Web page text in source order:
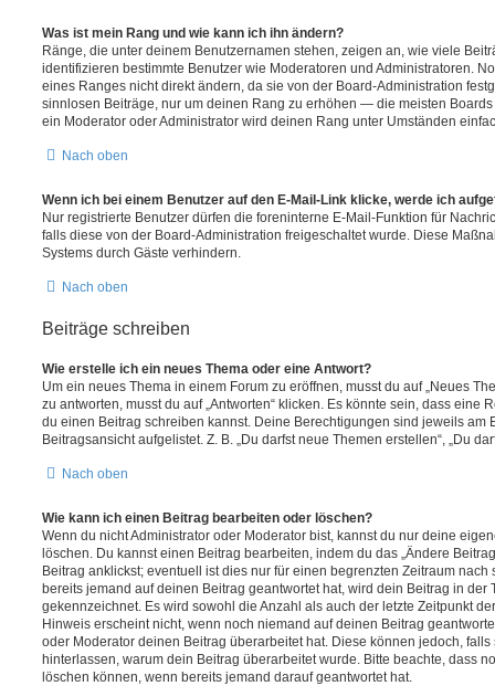
Was ist mein Rang und wie kann ich ihn ändern?
Ränge, die unter deinem Benutzernamen stehen, zeigen an, wie viele
identifizieren bestimmte Benutzer wie Moderatoren und Administratoren.
eines Ranges nicht direkt ändern, da sie von der Board-Administration
sinnlosen Beiträge, nur um deinen Rang zu erhöhen — die meisten
ein Moderator oder Administrator wird deinen Rang unter Umständen
Nach oben
Wenn ich bei einem Benutzer auf den E-Mail-Link klicke, werde ich
Nur registrierte Benutzer dürfen die foreninterne E-Mail-Funktion für
falls diese von der Board-Administration freigeschaltet wurde. Diese
Systems durch Gäste verhindern.
Nach oben
Beiträge schreiben
Wie erstelle ich ein neues Thema oder eine Antwort?
Um ein neues Thema in einem Forum zu eröffnen, musst du auf „Neues
zu antworten, musst du auf „Antworten“ klicken. Es könnte sein, dass eine
du einen Beitrag schreiben kannst. Deine Berechtigungen sind jeweils am
Beitragsansicht aufgelistet. Z. B. „Du darfst neue Themen erstellen“, „Du
Nach oben
Wie kann ich einen Beitrag bearbeiten oder löschen?
Wenn du nicht Administrator oder Moderator bist, kannst du nur deine
löschen. Du kannst einen Beitrag bearbeiten, indem du das „Ändere
Beitrag anklickst; eventuell ist dies nur für einen begrenzten Zeitraum
bereits jemand auf deinen Beitrag geantwortet hat, wird dein Beitrag in der
gekennzeichnet. Es wird sowohl die Anzahl als auch der letzte Zeitpunkt
Hinweis erscheint nicht, wenn noch niemand auf deinen Beitrag
oder Moderator deinen Beitrag überarbeitet hat. Diese können jedoch,
hinterlassen, warum dein Beitrag überarbeitet wurde. Bitte beachte, dass
löschen können, wenn bereits jemand darauf geantwortet hat.